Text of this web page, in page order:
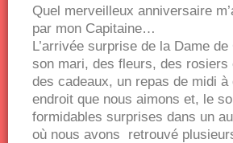
Quel merveilleux anniversaire
par mon Capitaine…
L’arrivée surprise de la Dame
son mari, des fleurs, des rosiers
des cadeaux, un repas de midi à
endroit que nous aimons et, le
formidables surprises dans un
où nous avons retrouvé